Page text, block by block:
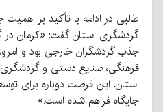
طالبی در ادامه با تأکید بر
گردشگری استان گفت: «کرمان در
جذب گردشگران خارجی بود و
فرهنگی، صنایع دستی و
استان، این فرصت دوباره برای
جایگاه فراهم شده است.»